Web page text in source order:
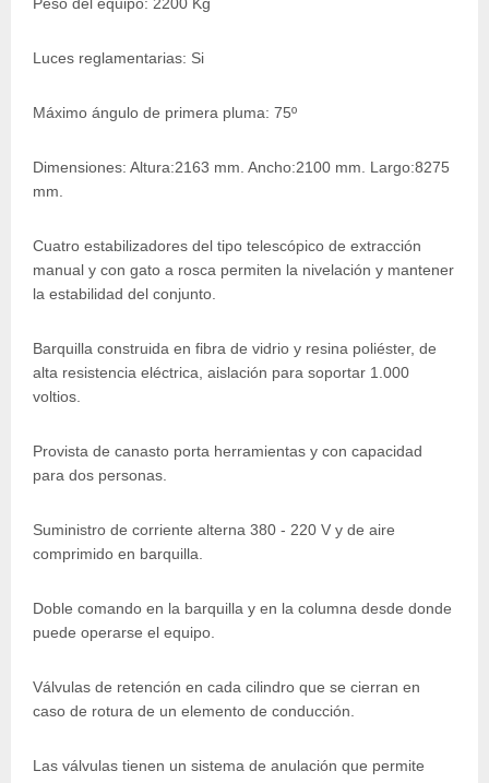
Luces reglamentarias: Si
Máximo ángulo de primera pluma: 75º
Dimensiones: Altura:2163 mm. Ancho:2100 mm. Largo:8275
mm.
Cuatro estabilizadores del tipo telescópico de extracción
manual y con gato a rosca permiten la nivelación y mantener
la estabilidad del conjunto.
Barquilla construida en fibra de vidrio y resina poliéster, de
alta resistencia eléctrica, aislación para soportar 1.000
voltios.
Provista de canasto porta herramientas y con capacidad
para dos personas.
Suministro de corriente alterna 380 - 220 V y de aire
comprimido en barquilla.
Doble comando en la barquilla y en la columna desde donde
puede operarse el equipo.
Válvulas de retención en cada cilindro que se cierran en
caso de rotura de un elemento de conducción.
Las válvulas tienen un sistema de anulación que permite